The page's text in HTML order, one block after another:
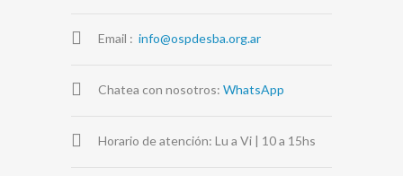
Email : info@ospdesba.org.ar
Chatea con nosotros: WhatsApp
Horario de atención: Lu a Vi | 10 a 15hs